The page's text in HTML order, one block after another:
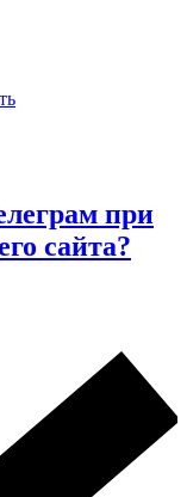
при
сайта?